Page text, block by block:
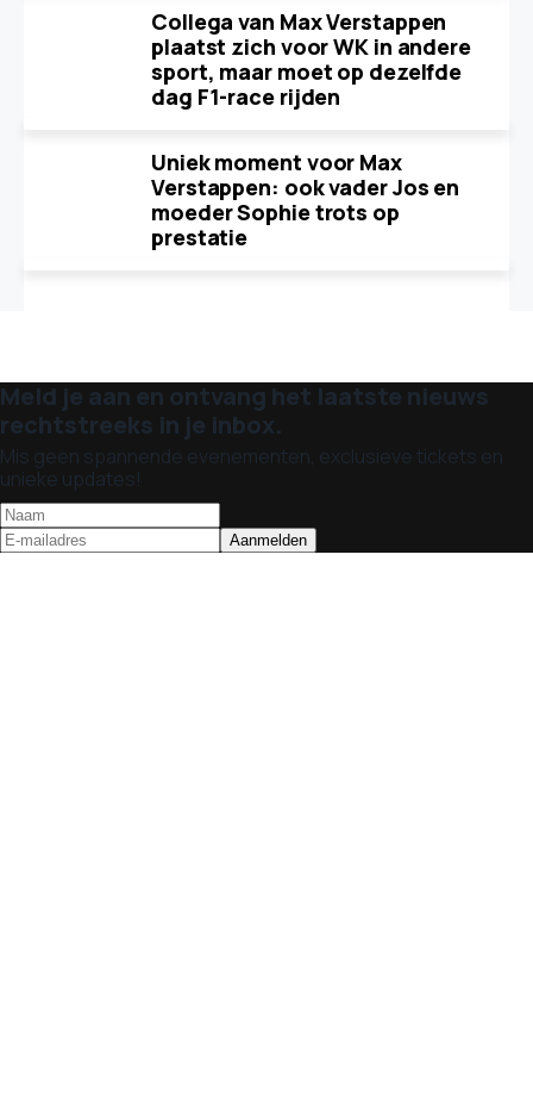
Collega van Max Verstappen
plaatst zich voor WK in andere
sport, maar moet op dezelfde
dag F1-race rijden
Uniek moment voor Max
Verstappen: ook vader Jos en
moeder Sophie trots op
prestatie
Meld je aan en ontvang het laatste nieuws
rechtstreeks in je inbox.
Mis geen spannende evenementen, exclusieve tickets en
unieke updates!